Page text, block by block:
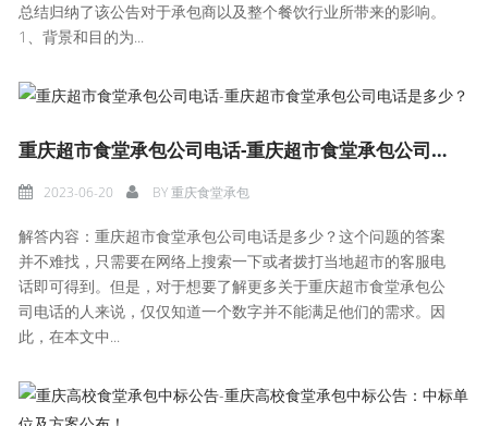
总结归纳了该公告对于承包商以及整个餐饮行业所带来的影响。
1、背景和目的为...
重庆超市食堂承包公司电话-重庆超市食堂承包公司电话是多少？
2023-06-20 BY重庆食堂承包
解答内容：重庆超市食堂承包公司电话是多少？这个问题的答案
并不难找，只需要在网络上搜索一下或者拨打当地超市的客服电
话即可得到。但是，对于想要了解更多关于重庆超市食堂承包公
司电话的人来说，仅仅知道一个数字并不能满足他们的需求。因
此，在本文中...